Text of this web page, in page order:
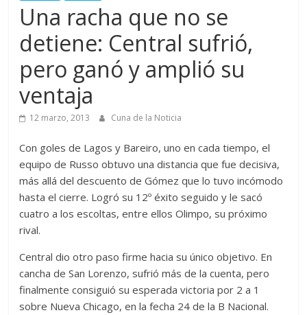
Una racha que no se
detiene: Central sufrió,
pero ganó y amplió su
ventaja
12 marzo, 2013 Cuna de la Noticia
Con goles de Lagos y Bareiro, uno en cada tiempo, el
equipo de Russo obtuvo una distancia que fue decisiva,
más allá del descuento de Gómez que lo tuvo incómodo
hasta el cierre. Logró su 12º éxito seguido y le sacó
cuatro a los escoltas, entre ellos Olimpo, su próximo
rival.
Central dio otro paso firme hacia su único objetivo. En
cancha de San Lorenzo, sufrió más de la cuenta, pero
finalmente consiguió su esperada victoria por 2 a 1
sobre Nueva Chicago, en la fecha 24 de la B Nacional.